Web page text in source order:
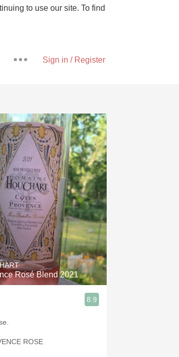
to use our site. To find
Sign in / Register
Pizza
Goat Cheese
Unicorn
Hops
Sour Beer
Islay
Rosé Blend 2021
8.9
ROSE